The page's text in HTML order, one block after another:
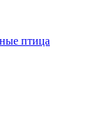
птица